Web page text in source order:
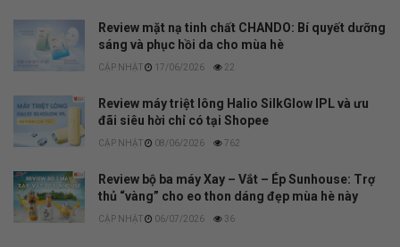
Review mặt nạ tinh chất CHANDO: Bí quyết dưỡng
sáng và phục hồi da cho mùa hè
17/06/2026 22
Review máy triệt lông Halio SilkGlow IPL và ưu
đãi siêu hời chỉ có tại Shopee
08/06/2026 762
Review bộ ba máy Xay – Vắt – Ép Sunhouse: Trợ
thủ “vàng” cho eo thon dáng đẹp mùa hè này
06/07/2026 36